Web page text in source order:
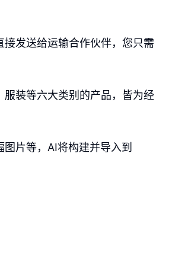
发送给运输合作伙伴，您只需
装等六大类别的产品，皆为经
片等，AI将构建并导入到